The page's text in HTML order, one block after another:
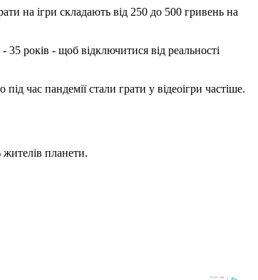
на ігри складають від 250 до 500 гривень на
років - щоб відключитися від реальності
час пандемії стали грати у відеоігри частіше.
планети.